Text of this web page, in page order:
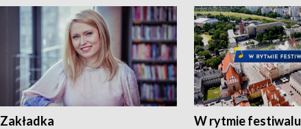
Zakładka W rytmie festiwalu